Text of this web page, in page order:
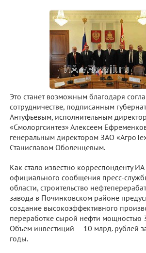
Это станет возможным благодаря
сотрудничестве, подписанным
Антуфьевым, исполнительным
«Смолоргсинтез» Алексеем
генеральным директором ЗАО
Станиславом Оболенцевым.
Как стало известно корреспонденту
официального сообщения пресс-
области, строительство
завода в Починковском районе
создание высокоэффективного
переработке сырой нефти мощностью
Объем инвестиций — 10 млрд. рублей
годы.